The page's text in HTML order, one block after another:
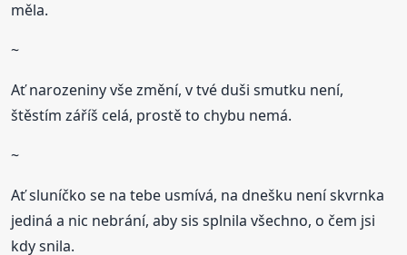
měla.
~
Ať narozeniny vše změní, v tvé duši smutku není,
štěstím záříš celá, prostě to chybu nemá.
~
Ať sluníčko se na tebe usmívá, na dnešku není skvrnka
jediná a nic nebrání, aby sis splnila všechno, o čem jsi
kdy snila.